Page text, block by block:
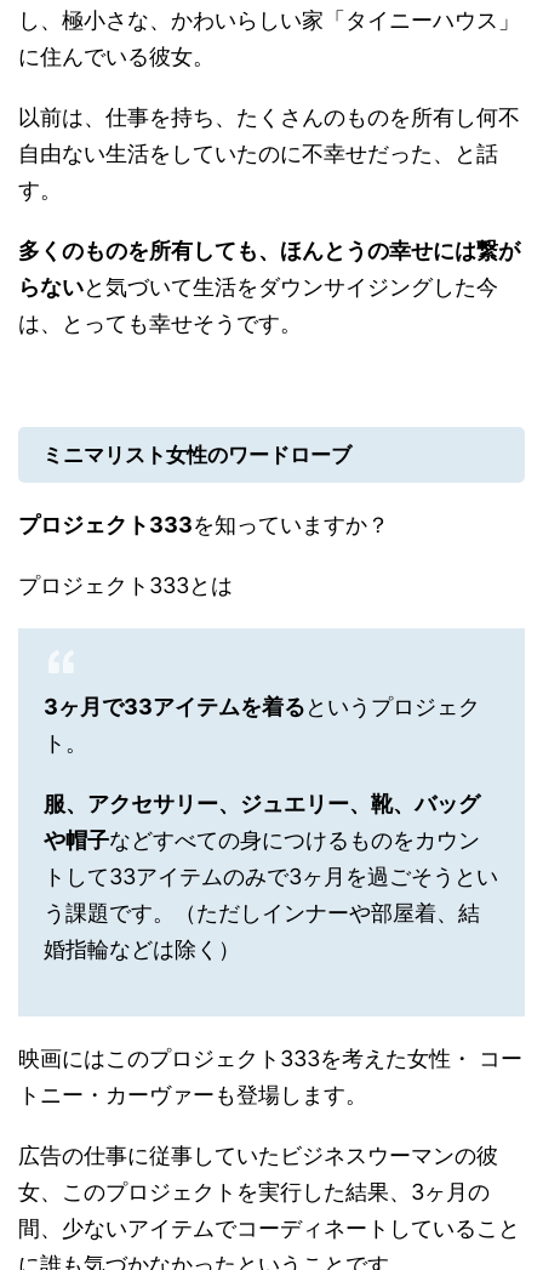
し、極小さな、かわいらしい家「タイニーハウス」
に住んでいる彼女。
以前は、仕事を持ち、たくさんのものを所有し何不
自由ない生活をしていたのに不幸せだった、と話
す。
多くのものを所有しても、ほんとうの幸せには繋が
らないと気づいて生活をダウンサイジングした今
は、とっても幸せそうです。
ミニマリスト女性のワードローブ
プロジェクト333を知っていますか？
プロジェクト333とは
3ヶ月で33アイテムを着るというプロジェク
ト。
服、アクセサリー、ジュエリー、靴、バッグ
や帽子などすべての身につけるものをカウン
トして33アイテムのみで3ヶ月を過ごそうとい
う課題です。（ただしインナーや部屋着、結
婚指輪などは除く）
映画にはこのプロジェクト333を考えた女性・ コー
トニー・カーヴァーも登場します。
広告の仕事に従事していたビジネスウーマンの彼
女、このプロジェクトを実行した結果、3ヶ月の
間、少ないアイテムでコーディネートしていること
に誰も気づかなかったということです。